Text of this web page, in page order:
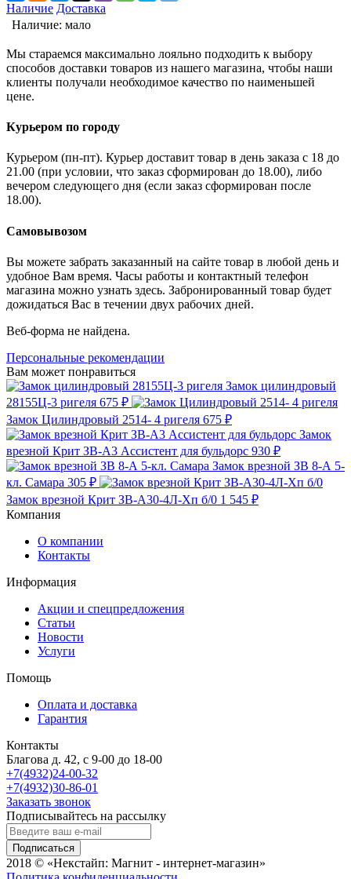
Наличие Доставка
Наличие: мало
Мы стараемся максимально лояльно подходить к выбору
способов доставки товаров из нашего магазина, чтобы наши
клиенты получали необходимое качество по наименьшей
цене.
Курьером по городу
Курьером (пн-пт). Курьер доставит товар в день заказа с 18 до
21.00 (при условии, что заказ сформирован до 18.00), либо
вечером следующего дня (если заказ сформирован после
18.00).
Самовывозом
Вы можете забрать заказанный на сайте товар в любой день и
удобное Вам время. Часы работы и контактный телефон
магазина можно узнать здесь. Забронированный товар будет
дожидаться Вас в течении двух рабочих дней.
Веб-форма не найдена.
Персональные рекомендации
Вам может понравиться
Замок цилиндровый
28155Ц-3 ригеля 675 ₽
Замок Цилиндровый 2514- 4 ригеля 675 ₽
Замок
врезной Крит ЗВ-А3 Ассистент для бульдорс 930 ₽
Замок врезной ЗВ 8-А 5-
кл. Самара 305 ₽
Замок врезной Крит ЗВ-А30-4Л-Хп б/0 1 545 ₽
Компания
О компании
Контакты
Информация
Акции и спецпредложения
Статьи
Новости
Услуги
Помощь
Оплата и доставка
Гарантия
Контакты
Благова д. 42, с 9-00 до 18-00
+7(4932)24-00-32
+7(4932)30-86-01
Заказать звонок
Подписывайтесь на рассылку
Подписаться
2018 © «Некстайп: Магнит - интернет-магазин»